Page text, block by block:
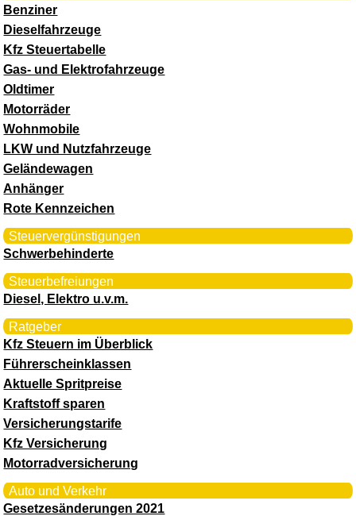
Benziner
Dieselfahrzeuge
Kfz Steuertabelle
Gas- und Elektrofahrzeuge
Oldtimer
Motorräder
Wohnmobile
LKW und Nutzfahrzeuge
Geländewagen
Anhänger
Rote Kennzeichen
Steuervergünstigungen
Schwerbehinderte
Steuerbefreiungen
Diesel, Elektro u.v.m.
Ratgeber
Kfz Steuern im Überblick
Führerscheinklassen
Aktuelle Spritpreise
Kraftstoff sparen
Versicherungstarife
Kfz Versicherung
Motorradversicherung
Auto und Verkehr
Gesetzesänderungen 2021